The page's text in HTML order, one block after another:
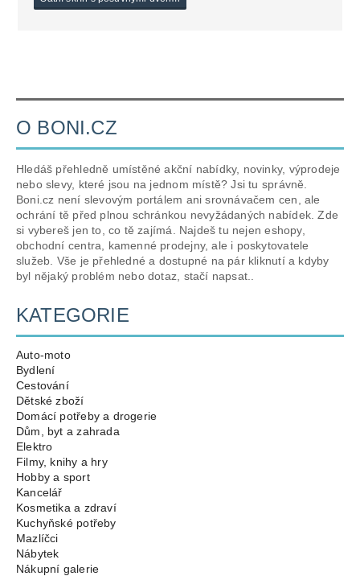
O BONI.CZ
Hledáš přehledně umístěné akční nabídky, novinky, výprodeje
nebo slevy, které jsou na jednom místě? Jsi tu správně.
Boni.cz není slevovým portálem ani srovnávačem cen, ale
ochrání tě před plnou schránkou nevyžádaných nabídek. Zde
si vybereš jen to, co tě zajímá. Najdeš tu nejen eshopy,
obchodní centra, kamenné prodejny, ale i poskytovatele
služeb. Vše je přehledné a dostupné na pár kliknutí a kdyby
byl nějaký problém nebo dotaz, stačí napsat..
KATEGORIE
Auto-moto
Bydlení
Cestování
Dětské zboží
Domácí potřeby a drogerie
Dům, byt a zahrada
Elektro
Filmy, knihy a hry
Hobby a sport
Kancelář
Kosmetika a zdraví
Kuchyňské potřeby
Mazlíčci
Nábytek
Nákupní galerie